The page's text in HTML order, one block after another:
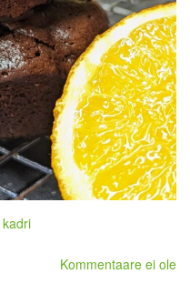
kadri
Kommentaare ei ole